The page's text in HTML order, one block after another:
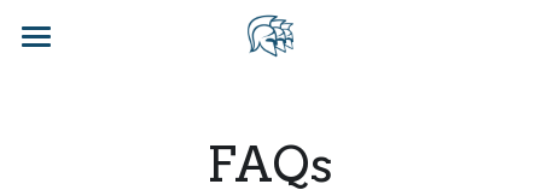
FAQs
BLOG CATEGORIES